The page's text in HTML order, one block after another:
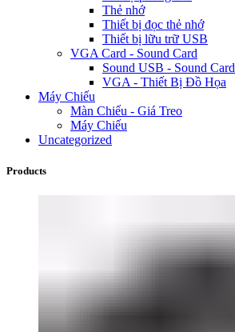
Thẻ nhớ
Thiết bị đọc thẻ nhớ
Thiết bị lữu trữ USB
VGA Card - Sound Card
Sound USB - Sound Card
VGA - Thiết Bị Đồ Họa
Máy Chiếu
Màn Chiếu - Giá Treo
Máy Chiếu
Uncategorized
Products